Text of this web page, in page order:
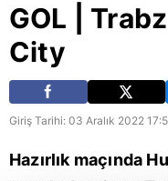
GOL |
City
Giriş Tarihi: 03 Aralık 2022
Hazırlık maçında